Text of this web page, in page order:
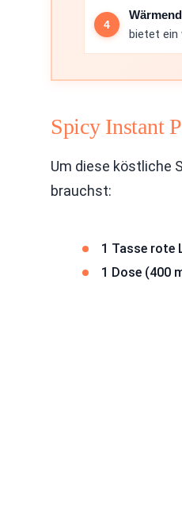
bietet ein
Spicy Instant
Um diese köstliche
brauchst:
1 Tasse rote
1 Dose (400